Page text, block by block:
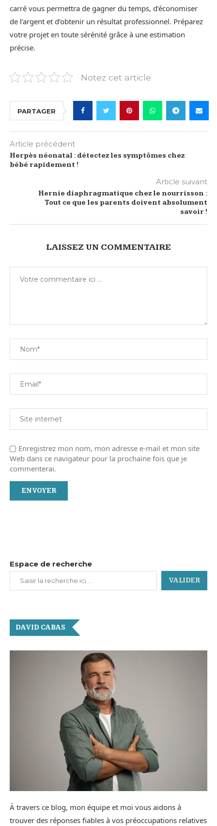
carré vous permettra de gagner du temps, d’économiser
de l’argent et d’obtenir un résultat professionnel. Préparez
votre projet en toute sérénité grâce à une estimation
précise.
Notez cet article
PARTAGER
Article précédent
Herpès néonatal : détectez les symptômes chez
bébé rapidement !
Article suivant
Hernie diaphragmatique chez le nourrisson :
Tout ce que les parents doivent absolument
savoir !
LAISSEZ UN COMMENTAIRE
Enregistrez mon nom, mon adresse e-mail et mon site
Web dans ce navigateur pour la prochaine fois que je
commenterai.
Espace de recherche
VALIDER
DAVID CABAS
À travers ce blog, mon équipe et moi vous aidons à
trouver des réponses fiables à vos préoccupations relatives